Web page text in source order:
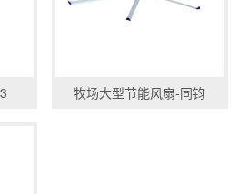
牧场大型节能风扇-同钧